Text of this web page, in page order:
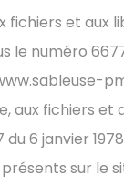
fichiers et aux
le numéro
aux fichiers et
6 janvier
sur le